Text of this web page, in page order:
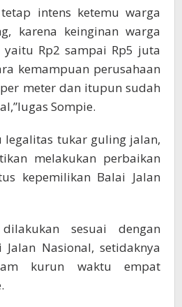
intens ketemu warga
karena keinginan warga
Rp2 sampai Rp5 juta
kemampuan perusahaan
meter dan itupun sudah
Sompie.
legalitas tukar guling jalan,
melakukan perbaikan
kepemilikan Balai Jalan
sesuai dengan
Nasional, setidaknya
kurun waktu empat